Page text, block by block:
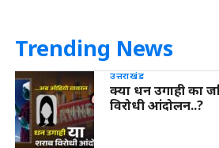
Trending News
उत्तराखंड
क्या धन उगाही का
विरोधी आंदोलन..?